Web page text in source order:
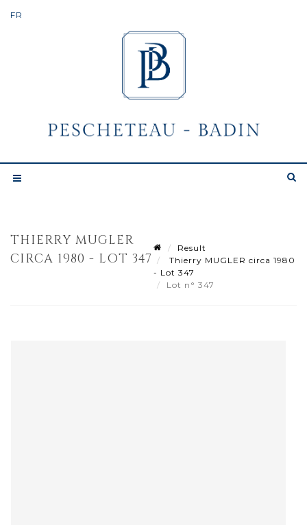
THIERRY MUGLER
CIRCA 1980 - LOT 347
Result
Thierry MUGLER circa 1980
- Lot 347
Lot n° 347